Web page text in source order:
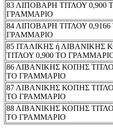
83 ΛΙΠΟΒΑΡΗ ΤΙΤΛΟΥ 0,900
ΓΡΑΜΜΑΡΙΟ
84 ΛΙΠΟΒΑΡΗ ΤΙΤΛΟΥ 0,9166
ΓΡΑΜΜΑΡΙΟ
85 ΙΤΑΛΙΚΗΣ ή ΛΙΒΑΝΙΚΗΣ
ΤΙΤΛΟΥ 0,900 ΤΟ
86 ΛΙΒΑΝΙΚΗΣ ΚΟΠΗΣ
ΤΟ ΓΡΑΜΜΑΡΙΟ
87 ΛΙΒΑΝΙΚΗΣ ΚΟΠΗΣ
ΤΟ ΓΡΑΜΜΑΡΙΟ
88 ΛΙΒΑΝΙΚΗΣ ΚΟΠΗΣ
ΤΟ ΓΡΑΜΜΑΡΙΟ